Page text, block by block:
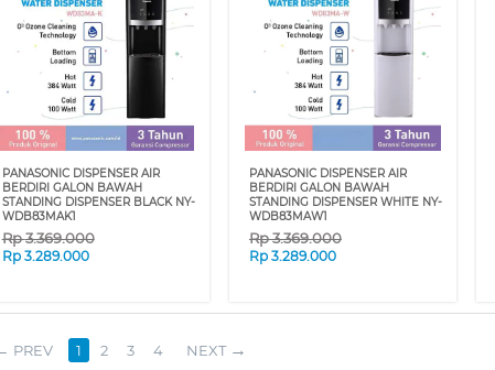
PANASONIC DISPENSER AIR
BERDIRI GALON BAWAH
STANDING DISPENSER BLACK NY-
WDB83MAK1
Rp3.369.000
Rp 3.289.000
PANASONIC DISPENSER AIR
BERDIRI GALON BAWAH
STANDING DISPENSER WHITE NY-
WDB83MAW1
Rp3.369.000
Rp 3.289.000
PREV 1 2 3 4 NEXT